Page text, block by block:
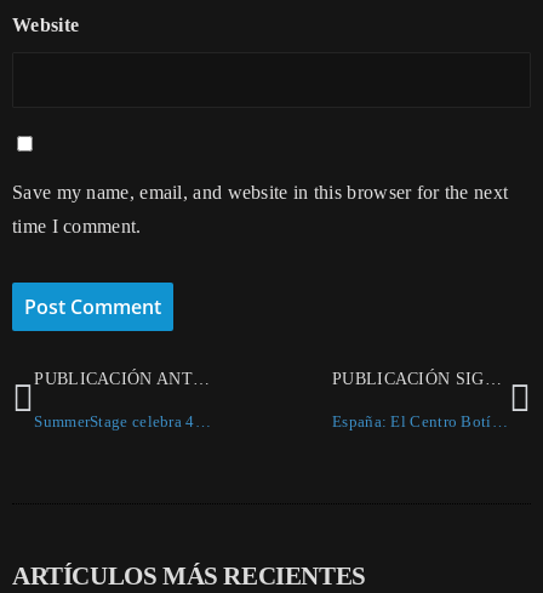
Website
Save my name, email, and website in this browser for the next
time I comment.
PUBLICACIÓN ANTERIOR
SummerStage celebra 40 años con más de 60 conciertos gratuitos en Nueva York España: El Centro Botín hace justicia a Marisol, la gran estrella olvidada del Pop Art
ARTÍCULOS MÁS RECIENTES